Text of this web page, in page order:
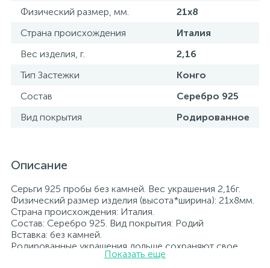
Физический размер, мм.
21х8
Страна происхождения
Италия
Вес изделия, г.
2,16
Тип Застежки
Конго
Состав
Серебро 925
Вид покрытия
Родированное
Описание
Серьги 925 пробы без камней. Вес украшения 2,16г.
Физический размер изделия (высота*ширина): 21х8мм.
Страна происхождения: Италия.
Состав: Серебро 925. Вид покрытия: Родий
Вставка: без камней.
Родированные украшения дольше сохраняют свое
первоначальное состояние, а именно цвет и блеск
Показать еще